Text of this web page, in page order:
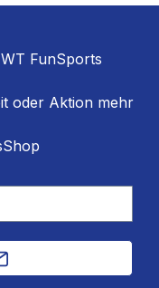
FunSports
oder Aktion mehr